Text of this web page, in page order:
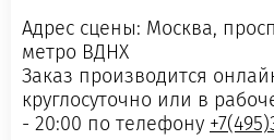
Адрес сцены: Москва,
метро ВДНХ
Заказ производится
круглосуточно или в
- 20:00 по телефону